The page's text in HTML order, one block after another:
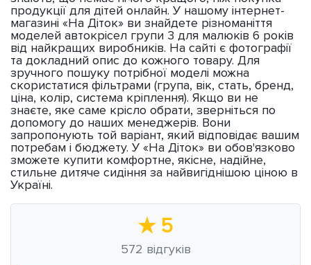
продукції для дітей онлайн. У нашому інтернет-
магазині «На Діток» ви знайдете різноманіття
моделей автокрісел групи 3 для малюків 6 років
від найкращих виробників. На сайті є фотографії
та докладний опис до кожного товару. Для
зручного пошуку потрібної моделі можна
скористатися фільтрами (група, вік, стать, бренд,
ціна, колір, система кріплення). Якщо ви не
знаєте, яке саме крісло обрати, зверніться по
допомогу до наших менеджерів. Вони
запропонують той варіант, який відповідає вашим
потребам і бюджету. У «На Діток» ви обов'язково
зможете купити комфортне, якісне, надійне,
стильне дитяче сидіння за найвигіднішою ціною в
Україні.
★ 5
572 відгуків